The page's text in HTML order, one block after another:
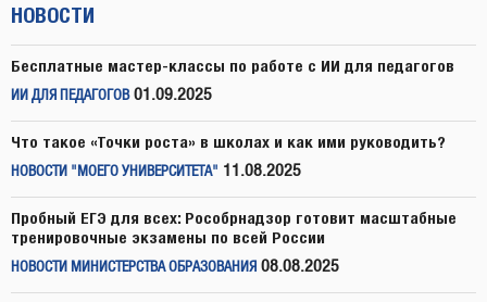
НОВОСТИ
Бесплатные мастер-классы по работе с ИИ для педагогов
ИИ ДЛЯ ПЕДАГОГОВ 01.09.2025
Что такое «Точки роста» в школах и как ими руководить?
НОВОСТИ "МОЕГО УНИВЕРСИТЕТА" 11.08.2025
Пробный ЕГЭ для всех: Рособрнадзор готовит масштабные
тренировочные экзамены по всей России
НОВОСТИ МИНИСТЕРСТВА ОБРАЗОВАНИЯ 08.08.2025